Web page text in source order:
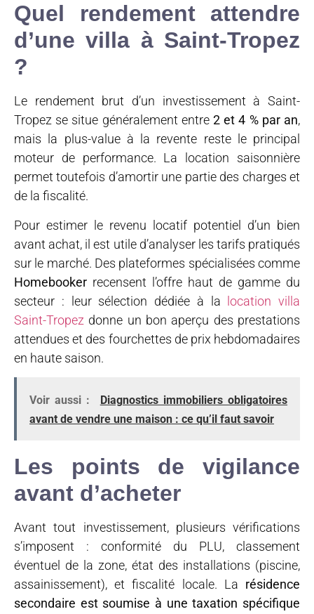
Quel rendement attendre
d’une villa à Saint-Tropez
?
Le rendement brut d’un investissement à Saint-
Tropez se situe généralement entre 2 et 4 % par an,
mais la plus-value à la revente reste le principal
moteur de performance. La location saisonnière
permet toutefois d’amortir une partie des charges et
de la fiscalité.
Pour estimer le revenu locatif potentiel d’un bien
avant achat, il est utile d’analyser les tarifs pratiqués
sur le marché. Des plateformes spécialisées comme
Homebooker recensent l’offre haut de gamme du
secteur : leur sélection dédiée à la location villa
Saint-Tropez donne un bon aperçu des prestations
attendues et des fourchettes de prix hebdomadaires
en haute saison.
Voir aussi :
Diagnostics immobiliers obligatoires
avant de vendre une maison : ce qu’il faut savoir
Les points de vigilance
avant d’acheter
Avant tout investissement, plusieurs vérifications
s’imposent : conformité du PLU, classement
éventuel de la zone, état des installations (piscine,
assainissement), et fiscalité locale. La résidence
secondaire est soumise à une taxation spécifique